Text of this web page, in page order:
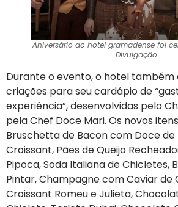
Aniversário do hotel gramadense foi
Divulgação.
Durante o evento, o hotel também
criações para seu cardápio de
experiência”, desenvolvidas pelo
pela Chef Doce Mari. Os novos
Bruschetta de Bacon com Doce de
Croissant, Pães de Queijo
Pipoca, Soda Italiana de Chicletes,
Pintar, Champagne com Caviar de
Croissant Romeu e Julieta,